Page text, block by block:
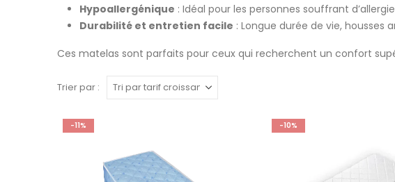
Hypoallergénique : Idéal pour les personnes souffrant
Durabilité et entretien facile : Longue durée de vie, housses
Ces matelas sont parfaits pour ceux qui recherchent un confort
Trier par :
-11% -10%